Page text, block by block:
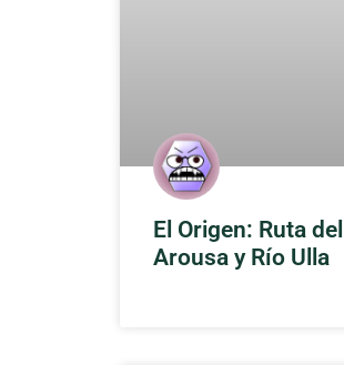
El Origen: Ruta
Arousa y Río Ulla